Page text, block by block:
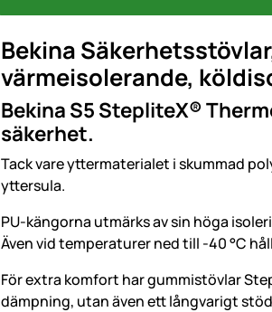
Bekina
värmeisolerande,
Bekina S5 StepliteX®
säkerhet.
Tack vare yttermaterialet i skummad
yttersula.
PU-kängorna utmärks av sin höga
Även vid temperaturer ned till -40 °C
För extra komfort har gummistövlar
dämpning, utan även ett långvarigt